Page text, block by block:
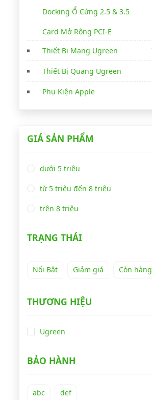
Docking Ổ Cứng 2.5 & 3.5
Card Mở Rộng PCI-E
Thiết Bị Mạng Ugreen
Thiết Bị Quang Ugreen
Phụ Kiện Apple
GIÁ SẢN PHẨM
dưới 5 triệu
từ 5 triệu đến 8 triệu
trên 8 triệu
TRẠNG THÁI
Nổi Bật Giảm giá Còn hàng
THƯƠNG HIỆU
Ugreen
BẢO HÀNH
abc def